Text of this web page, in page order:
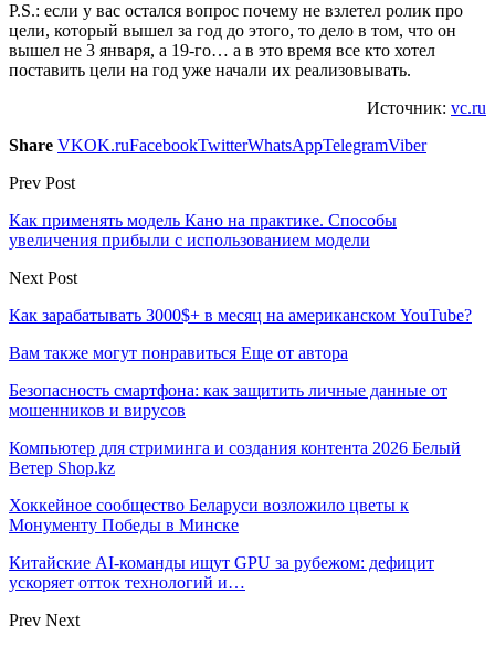
P.S.: если у вас остался вопрос почему не взлетел ролик про
цели, который вышел за год до этого, то дело в том, что он
вышел не 3 января, а 19-го… а в это время все кто хотел
поставить цели на год уже начали их реализовывать.
Источник: vc.ru
Share VKOK.ruFacebookTwitterWhatsAppTelegramViber
Prev Post
Как применять модель Кано на практике. Способы
увеличения прибыли с использованием модели
Next Post
Как зарабатывать 3000$+ в месяц на американском YouTube?
Вам также могут понравиться Еще от автора
Безопасность смартфона: как защитить личные данные от
мошенников и вирусов
Компьютер для стриминга и создания контента 2026 Белый
Ветер Shop.kz
Хоккейное сообщество Беларуси возложило цветы к
Монументу Победы в Минске
Китайские AI-команды ищут GPU за рубежом: дефицит
ускоряет отток технологий и…
Prev Next